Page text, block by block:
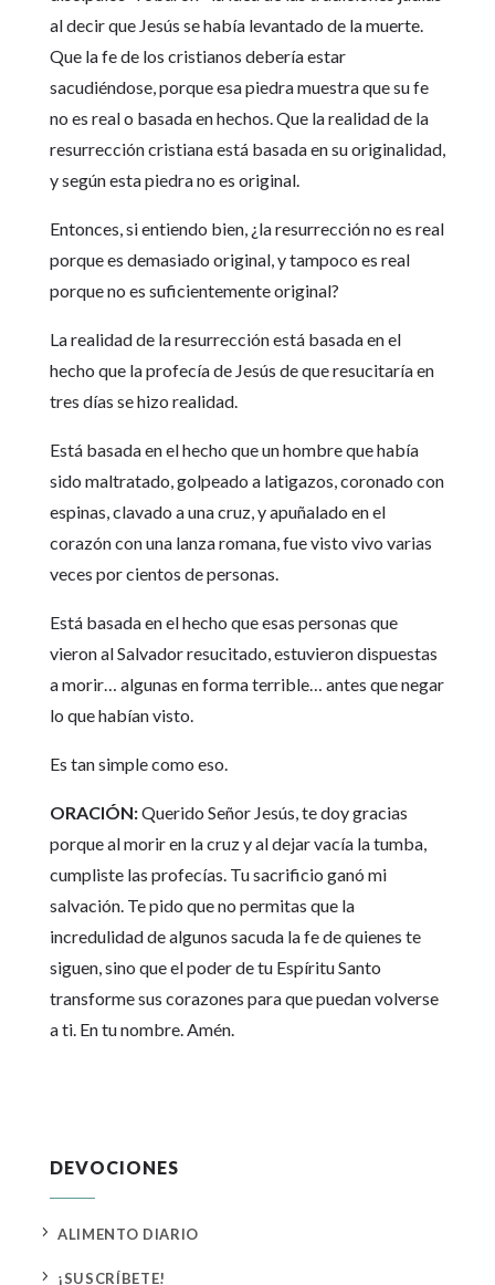
al decir que Jesús se había levantado de la muerte.
Que la fe de los cristianos debería estar
sacudiéndose, porque esa piedra muestra que su fe
no es real o basada en hechos. Que la realidad de la
resurrección cristiana está basada en su originalidad,
y según esta piedra no es original.
Entonces, si entiendo bien, ¿la resurrección no es real
porque es demasiado original, y tampoco es real
porque no es suficientemente original?
La realidad de la resurrección está basada en el
hecho que la profecía de Jesús de que resucitaría en
tres días se hizo realidad.
Está basada en el hecho que un hombre que había
sido maltratado, golpeado a latigazos, coronado con
espinas, clavado a una cruz, y apuñalado en el
corazón con una lanza romana, fue visto vivo varias
veces por cientos de personas.
Está basada en el hecho que esas personas que
vieron al Salvador resucitado, estuvieron dispuestas
a morir… algunas en forma terrible… antes que negar
lo que habían visto.
Es tan simple como eso.
ORACIÓN:Querido Señor Jesús, te doy gracias
porque al morir en la cruz y al dejar vacía la tumba,
cumpliste las profecías. Tu sacrificio ganó mi
salvación. Te pido que no permitas que la
incredulidad de algunos sacuda la fe de quienes te
siguen, sino que el poder de tu Espíritu Santo
transforme sus corazones para que puedan volverse
a ti. En tu nombre. Amén.
DEVOCIONES
5 ALIMENTO DIARIO
5 ¡SUSCRÍBETE!